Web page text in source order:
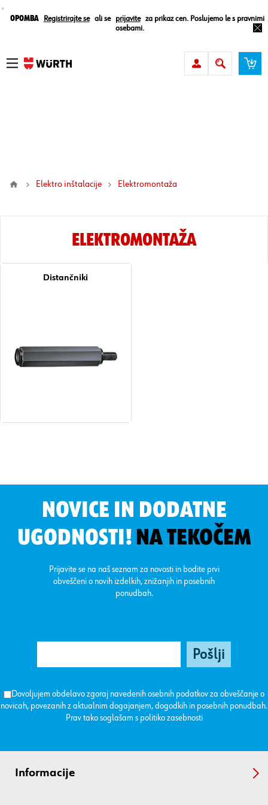
¸
Opomba Registrirajte se ali se prijavite
za prikaz cen. Poslujemo le s pravnimi
osebami.
Elektro inštalacije elektromontaža
ELEKTROMONTAŽA
Distančniki
NOVICE IN DODATNE
UGODNOSTI! NA TEKOČEM
Prijavite se na naš seznam za novosti in bodite prvi
obveščeni o novih izdelkih, znižanjih in posebnih
ponudbah.
Dovoljujem obdelavo zgoraj navedenih osebnih podatkov za obveščanje o
novicah, povezanih z aktualnim dogajanjem, dogodkih in posebnih ponudbah.
Prav tako soglašam s politiko zasebnosti
Informacije